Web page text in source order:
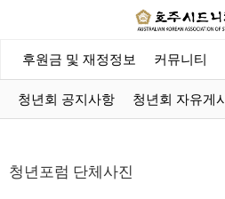
후원금 및 재정정보 커뮤니티
청년회 공지사항 청년회 자유게
청년포럼 단체사진